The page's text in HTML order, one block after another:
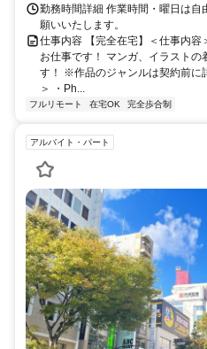
勤務時間詳細 作業時間・曜日は自
願いいたします。
仕事内容 【完全在宅】＜仕事内容
お仕事です！ マンガ、イラストの
す！ ※作品のジャンルは契約前に
＞ ・Ph...
フルリモート 在宅OK 完全歩合制
アルバイト・パート